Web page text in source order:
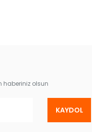
haberiniz olsun
KAYDOL